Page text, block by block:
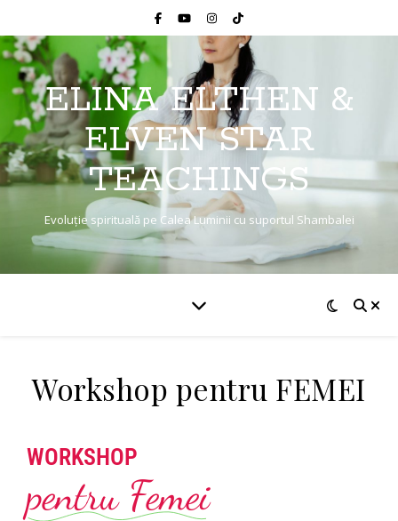
ELINA ELTHEN &
ELVEN STAR
TEACHINGS
Evoluție spirituală pe Calea Luminii cu suportul Shambalei
Workshop pentru FEMEI
WORKSHOP
pentru Femei